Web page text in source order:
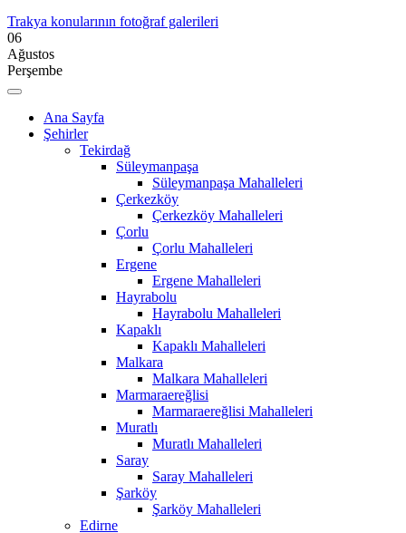
Trakya konularının fotoğraf galerileri
06
Ağustos
Perşembe
Ana Sayfa
Şehirler
Tekirdağ
Süleymanpaşa
Süleymanpaşa Mahalleleri
Çerkezköy
Çerkezköy Mahalleleri
Çorlu
Çorlu Mahalleleri
Ergene
Ergene Mahalleleri
Hayrabolu
Hayrabolu Mahalleleri
Kapaklı
Kapaklı Mahalleleri
Malkara
Malkara Mahalleleri
Marmaraereğlisi
Marmaraereğlisi Mahalleleri
Muratlı
Muratlı Mahalleleri
Saray
Saray Mahalleleri
Şarköy
Şarköy Mahalleleri
Edirne